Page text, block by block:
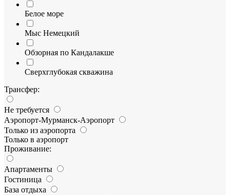
Белое море
Мыс Немецкий
Обзорная по Кандалакше
Сверхглубокая скважина
Трансфер:
Не требуется
Аэропорт-Мурманск-Аэропорт
Только из аэропорта
Только в аэропорт
Проживание:
Апартаменты
Гостиница
База отдыха